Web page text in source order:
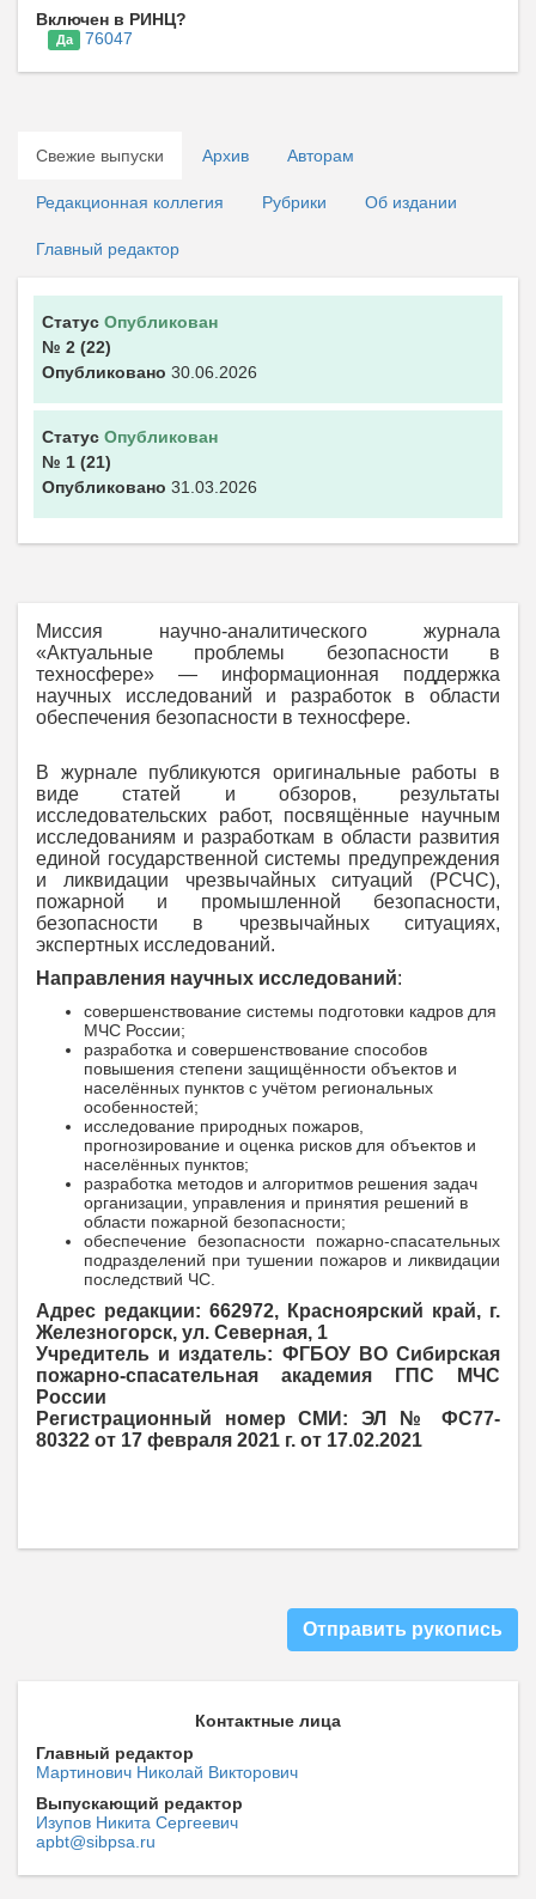
Включен в РИНЦ?
Да 76047
Свежие выпуски Архив Авторам
Редакционная коллегия Рубрики Об издании
Главный редактор
Статус Опубликован
№ 2 (22)
Опубликовано 30.06.2026
Статус Опубликован
№ 1 (21)
Опубликовано 31.03.2026
Миссия научно-аналитического журнала
«Актуальные проблемы безопасности в
техносфере» — информационная поддержка
научных исследований и разработок в области
обеспечения безопасности в техносфере.
В журнале публикуются оригинальные работы в
виде статей и обзоров, результаты
исследовательских работ, посвящённые научным
исследованиям и разработкам в области развития
единой государственной системы предупреждения
и ликвидации чрезвычайных ситуаций (РСЧС),
пожарной и промышленной безопасности,
безопасности в чрезвычайных ситуациях,
экспертных исследований.
Направления научных исследований:
совершенствование системы подготовки кадров для
МЧС России;
разработка и совершенствование способов
повышения степени защищённости объектов и
населённых пунктов с учётом региональных
особенностей;
исследование природных пожаров,
прогнозирование и оценка рисков для объектов и
населённых пунктов;
разработка методов и алгоритмов решения задач
организации, управления и принятия решений в
области пожарной безопасности;
обеспечение безопасности пожарно-спасательных
подразделений при тушении пожаров и ликвидации
последствий ЧС.
Адрес редакции: 662972, Красноярский край, г.
Железногорск, ул. Северная, 1
Учредитель и издатель: ФГБОУ ВО Сибирская
пожарно-спасательная академия ГПС МЧС
России
Регистрационный номер СМИ: ЭЛ № ФС77-
80322 от 17 февраля 2021 г. от 17.02.2021
Отправить рукопись
Контактные лица
Главный редактор
Мартинович Николай Викторович
Выпускающий редактор
Изупов Никита Сергеевич
apbt@sibpsa.ru